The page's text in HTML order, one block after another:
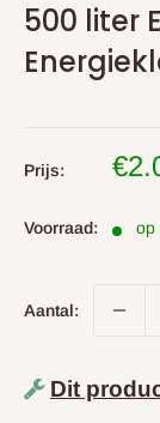
500 liter
Prijs:
Voorraad: op
Aantal:
Dit